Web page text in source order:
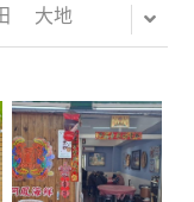
作之旅
經導航
體驗
大地